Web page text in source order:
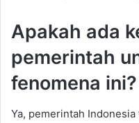
Apakah ada
pemerintah
fenomena ini?
Ya, pemerintah